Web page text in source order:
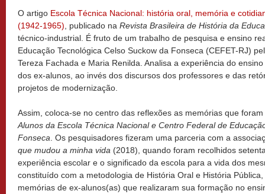
O artigo Escola Técnica Nacional: história oral, memória e
(1942-1965) , publicado na Revista Brasileira de História da
técnico-industrial. É fruto de um trabalho de pesquisa e ensino
Educação Tecnológica Celso Suckow da Fonseca (CEFET-RJ)
Tereza Fachada e Maria Renilda. Analisa a experiência do
dos ex-alunos, ao invés dos discursos dos professores e das
projetos de modernização.
Assim, coloca-se no centro das reflexões as memórias que
Alunos da Escola Técnica Nacional e Centro Federal de
Fonseca . Os pesquisadores fizeram uma parceria com a
que mudou a minha vida (2018), quando foram recolhidos
experiência escolar e o significado da escola para a vida dos
constituído com a metodologia de História Oral e História
memórias de ex-alunos(as) que realizaram sua formação no